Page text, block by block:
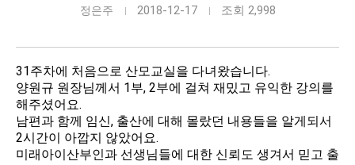
정은주 2018-12-17 조회 2,998
31주차에 처음으로 산모교실을 다녀왔습니다.
양원규 원장님께서 1부, 2부에 걸쳐 재밌고 유익한 강의를
해주셨어요.
남편과 함께 임신, 출산에 대해 몰랐던 내용들을 알게되서
2시간이 아깝지 않았어요.
미래아이산부인과 선생님들에 대한 신뢰도 생겨서 믿고 출